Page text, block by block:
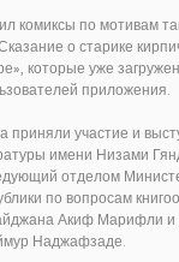
комиксы по мотивам
о старике
которые уже
приложения.
приняли участие и
имени Низами
отделом
по вопросам
Акиф Марифли и
Наджафзаде.